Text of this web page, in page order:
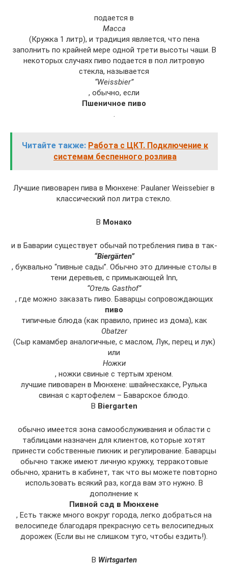
подается в
Масса
(Кружка 1 литр), и традиция является, что пена
заполнить по крайней мере одной трети высоты чаши. В
некоторых случаях пиво подается в пол литровую
стекла, называется
“Weissbier”
, обычно, если
Пшеничное пиво
.
Читайте также: Работа с ЦКТ. Подключение к
системам беспенного розлива
Лучшие пивоварен пива в Мюнхене: Paulaner Weissebier в
классический пол литра стекло.
В Монако
и в Баварии существует обычай потребления пива в так-
“Biergärten”
, буквально “пивные сады”. Обычно это длинные столы в
тени деревьев, с примыкающей Inn,
“Отель Gasthof”
, где можно заказать пиво. Баварцы сопровождающих
пиво
типичные блюда (как правило, принес из дома), как
Obatzer
(Сыр камамбер аналогичные, с маслом, Лук, перец и лук)
или
Ножки
, ножки свиные с тертым хреном.
лучшие пивоварен в Мюнхене: швайнесхаксе, Рулька
свиная с картофелем – Баварское блюдо.
В Biergarten
обычно имеется зона самообслуживания и области с
таблицами назначен для клиентов, которые хотят
принести собственные пикник и регулирование. Баварцы
обычно также имеют личную кружку, терракотовые
обычно, хранить в кабинет, так что вы можете повторно
использовать всякий раз, когда вам это нужно. В
дополнение к
Пивной сад в Мюнхене
, Есть также много вокруг города, легко добраться на
велосипеде благодаря прекрасную сеть велосипедных
дорожек (Если вы не слишком туго, чтобы ездить!).
В Wirtsgarten